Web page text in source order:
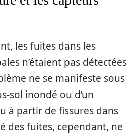
les fuites dans les
n’étaient pas détectées
ne se manifeste sous
sol inondé ou d’un
à partir de fissures dans
des fuites, cependant, ne